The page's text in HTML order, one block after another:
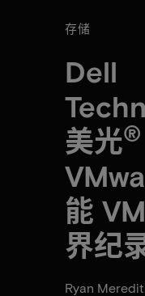
存储
Dell
美光®
能
界纪
Ryan